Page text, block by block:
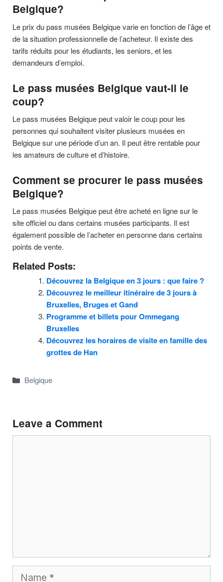
Belgique?
Le prix du pass musées Belgique varie en fonction de l’âge et
de la situation professionnelle de l’acheteur. Il existe des
tarifs réduits pour les étudiants, les seniors, et les
demandeurs d’emploi.
Le pass musées Belgique vaut-il le
coup?
Le pass musées Belgique peut valoir le coup pour les
personnes qui souhaitent visiter plusieurs musées en
Belgique sur une période d’un an. Il peut être rentable pour
les amateurs de culture et d’histoire.
Comment se procurer le pass musées
Belgique?
Le pass musées Belgique peut être acheté en ligne sur le
site officiel ou dans certains musées participants. Il est
également possible de l’acheter en personne dans certains
points de vente.
Related Posts:
Découvrez la Belgique en 3 jours : que faire ?
Découvrez le meilleur itinéraire de 3 jours à
Bruxelles, Bruges et Gand
Programme et billets pour Ommegang
Bruxelles
Découvrez les horaires de visite en famille des
grottes de Han
Categories
Belgique
Leave a Comment